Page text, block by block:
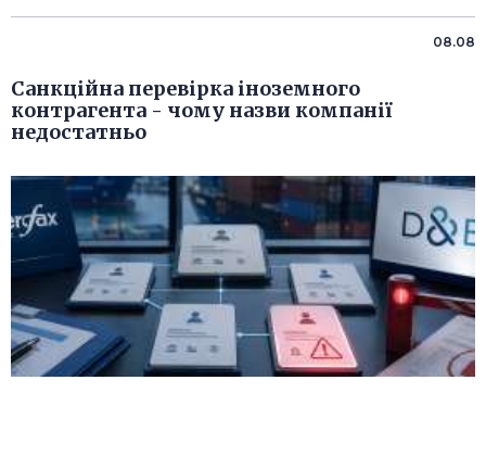
08.08
Санкційна перевірка іноземного
контрагента - чому назви компанії
недостатньо